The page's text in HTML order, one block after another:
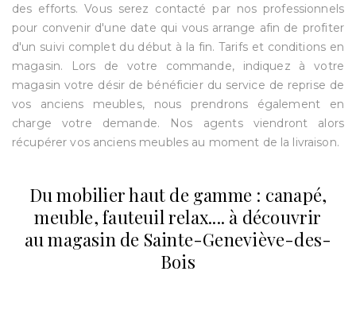
des efforts. Vous serez contacté par nos professionnels
pour convenir d'une date qui vous arrange afin de profiter
d'un suivi complet du début à la fin. Tarifs et conditions en
magasin. Lors de votre commande, indiquez à votre
magasin votre désir de bénéficier du service de reprise de
vos anciens meubles, nous prendrons également en
charge votre demande. Nos agents viendront alors
récupérer vos anciens meubles au moment de la livraison.
Du mobilier haut de gamme : canapé,
meuble, fauteuil relax.... à découvrir
au magasin de Sainte-Geneviève-des-
Bois